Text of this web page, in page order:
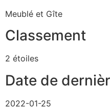
Meublé et Gîte
Classement
2 étoiles
Date de
2022-01-25